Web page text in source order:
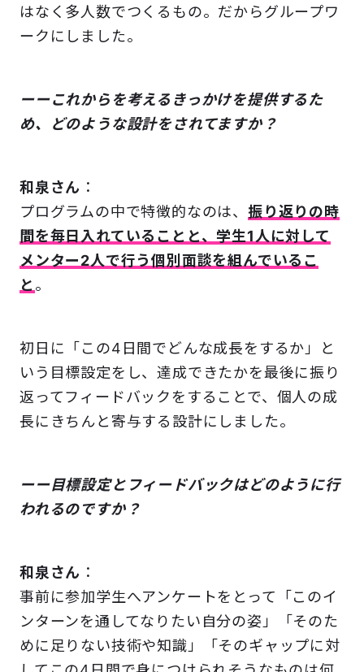
はなく多人数でつくるもの。だからグループワ
ークにしました。
ーーこれからを考えるきっかけを提供するた
め、どのような設計をされてますか？
和泉さん ：
プログラムの中で特徴的なのは、 振り返りの時
間を毎日入れていることと、学生1人に対して
メンター2人で行う個別面談を組んでいるこ
と 。
初日に「この4日間でどんな成長をするか」と
いう目標設定をし、達成できたかを最後に振り
返ってフィードバックをすることで、個人の成
長にきちんと寄与する設計にしました。
ーー目標設定とフィードバックはどのように行
われるのですか？
和泉さん ：
事前に参加学生へアンケートをとって「このイ
ンターンを通してなりたい自分の姿」「そのた
めに足りない技術や知識」「そのギャップに対